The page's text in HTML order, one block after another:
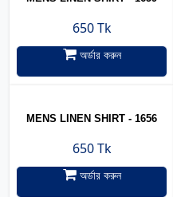
650 Tk
অর্ডার করুন
MENS LINEN SHIRT - 1656
650 Tk
অর্ডার করুন